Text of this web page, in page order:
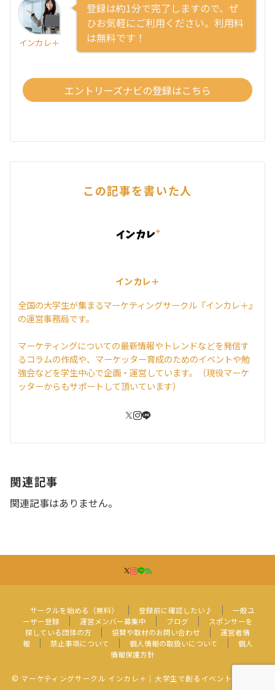
インカレ＋
登録は約1分で完了しますので、ぜ
ひお気軽にご利用ください。利用料
は無料です！
エントリーズナビの登録はこちら
この記事を書いた人
インカレ＋
全国の大学生が集まるマーケティングサークル『インカレ＋』
の運営事務局です。
マーケティングについての最新情報やトレンドなどを発信す
るコラムの作成や、マーケッター育成のためのイベントや勉
強会などを学生中心で企画・運営しています。（現役マーケ
ッターからもサポートして頂いています）
関連記事
関連記事はありません。
サークルを始める（無料） 登録前に確認したい♪
一般ユ
ーザー登録
運営メンバー募集中 ブログ
スポンサーを
探している団体の方
協賛や取材のお問い合わせ
運営者情
報
禁止事項について 個人情報の取扱いについて
個人
情報保護方針
© マーケティングサークル インカレ＋｜大学生で創るイベント・コンテ